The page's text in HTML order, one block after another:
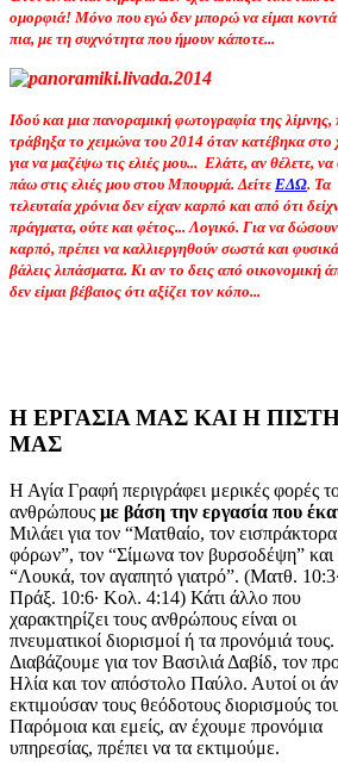
ομορφιά! Μόνο που εγώ δεν μπορώ να είμαι
πια, με τη συχνότητα που ήμουν κάποτε...
Ιδού και μια πανοραμική φωτογραφία της λίμνης,
τράβηξα το χειμώνα του 2014 όταν κατέβηκα στο
για να μαζέψω τις ελιές μου... Ελάτε, αν θέλετε, να
πάω στις ελιές μου στου Μπουρμά. Δείτε ΕΔΩ. Τα
τελευταία χρόνια δεν είχαν καρπό και από ότι
πράγματα, ούτε και φέτος... Λογικό. Για να δώσουν
καρπό, πρέπει να καλλιεργηθούν σωστά και
βάλεις λιπάσματα. Κι αν το δεις από οικονομική
δεν είμαι βέβαιος ότι αξίζει τον κόπο...
Η ΕΡΓΑΣΙΑ ΜΑΣ ΚΑΙ Η
ΜΑΣ
Η Αγία Γραφή περιγράφει μερικές φορές
ανθρώπους με βάση την εργασία που
Μιλάει για τον “Ματθαίο, τον εισπράκτορα
φόρων”, τον “Σίμωνα τον βυρσοδέψη” και
“Λουκά, τον αγαπητό γιατρό”. (Ματθ. 10:3·
Πράξ. 10:6· Κολ. 4:14) Κάτι άλλο που
χαρακτηρίζει τους ανθρώπους είναι οι
πνευματικοί διορισμοί ή τα προνόμιά τους.
Διαβάζουμε για τον Βασιλιά Δαβίδ, τον
Ηλία και τον απόστολο Παύλο. Αυτοί οι
εκτιμούσαν τους θεόδοτους διορισμούς
Παρόμοια και εμείς, αν έχουμε προνόμια
υπηρεσίας, πρέπει να τα εκτιμούμε.